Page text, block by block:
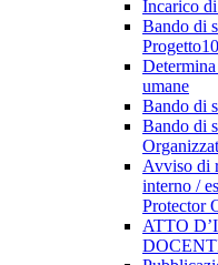
Incarico
Bando di
umane
Bando di
Bando di
Avviso di
interno /
Protector
ATTO